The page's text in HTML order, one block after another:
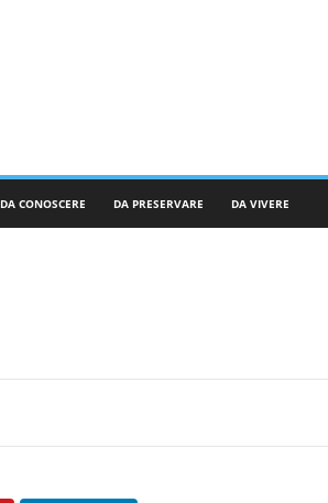
DA CONOSCERE DA PRESERVARE DA VIVERE